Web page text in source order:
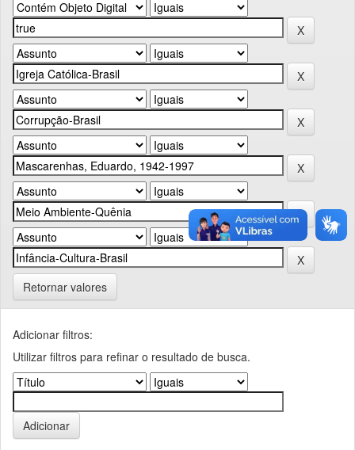
Retornar valores
Adicionar filtros:
Utilizar filtros para refinar o resultado de busca.